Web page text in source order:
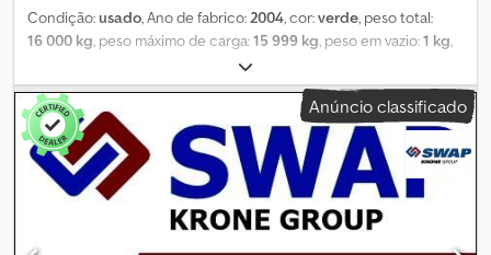
Condição:usado, Ano de fabrico: 2004, cor:verde, peso total:
16 000 kg , peso máximo de carga:15 999 kg , peso em vazio:1 kg
45 m³
2 480 mm, comprimento do espaço de carga:7 300 mm, altura do
espaço de carga:
, primeira matrícula:06/2004, tipo de
engrenagem: semi-automático, configuração de eixo: 2 eixos,
comprimento total:
7 300 mm , cabina do condutor:cabina
diurna, Equipamento:registo de camião, Número de referência
para consultas: 40273 Koegel, carroçaria móvel (swap body) * Ano
de fabricação: 2004 * 7,45 * Lona usada * Sistema Edscha / teto
deslizante * Olhais de amarração retráteis * Barra de retenção
Anúncio classificado